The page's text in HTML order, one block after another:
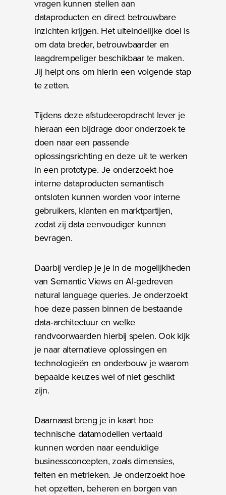
vragen kunnen stellen aan
dataproducten en direct betrouwbare
inzichten krijgen. Het uiteindelijke doel is
om data breder, betrouwbaarder en
laagdrempeliger beschikbaar te maken.
Jij helpt ons om hierin een volgende stap
te zetten.
Tijdens deze afstudeeropdracht lever je
hieraan een bijdrage door onderzoek te
doen naar een passende
oplossingsrichting en deze uit te werken
in een prototype. Je onderzoekt hoe
interne dataproducten semantisch
ontsloten kunnen worden voor interne
gebruikers, klanten en marktpartijen,
zodat zij data eenvoudiger kunnen
bevragen.
Daarbij verdiep je je in de mogelijkheden
van Semantic Views en AI‑gedreven
natural language queries. Je onderzoekt
hoe deze passen binnen de bestaande
data‑architectuur en welke
randvoorwaarden hierbij spelen. Ook kijk
je naar alternatieve oplossingen en
technologieën en onderbouw je waarom
bepaalde keuzes wel of niet geschikt
zijn.
Daarnaast breng je in kaart hoe
technische datamodellen vertaald
kunnen worden naar eenduidige
businessconcepten, zoals dimensies,
feiten en metrieken. Je onderzoekt hoe
het opzetten, beheren en borgen van